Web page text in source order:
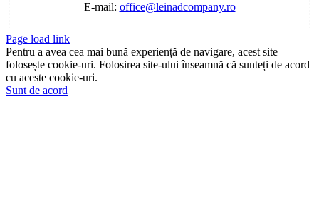
E-mail: office@leinadcompany.ro
Page load link
Pentru a avea cea mai bună experiență de navigare, acest site
folosește cookie-uri. Folosirea site-ului înseamnă că sunteți de acord
cu aceste cookie-uri.
Sunt de acord